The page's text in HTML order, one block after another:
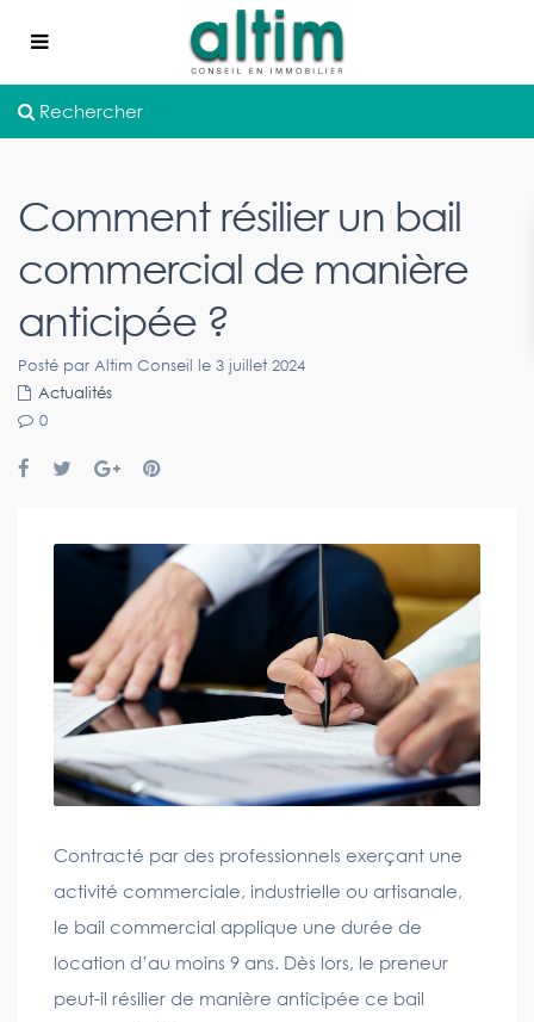
Rechercher
Comment résilier un bail
commercial de manière
anticipée ?
Posté par Altim Conseil le 3 juillet 2024
Actualités
0
Contracté par des professionnels exerçant une
activité commerciale, industrielle ou artisanale,
le bail commercial applique une durée de
location d’au moins 9 ans. Dès lors, le preneur
peut-il résilier de manière anticipée ce bail